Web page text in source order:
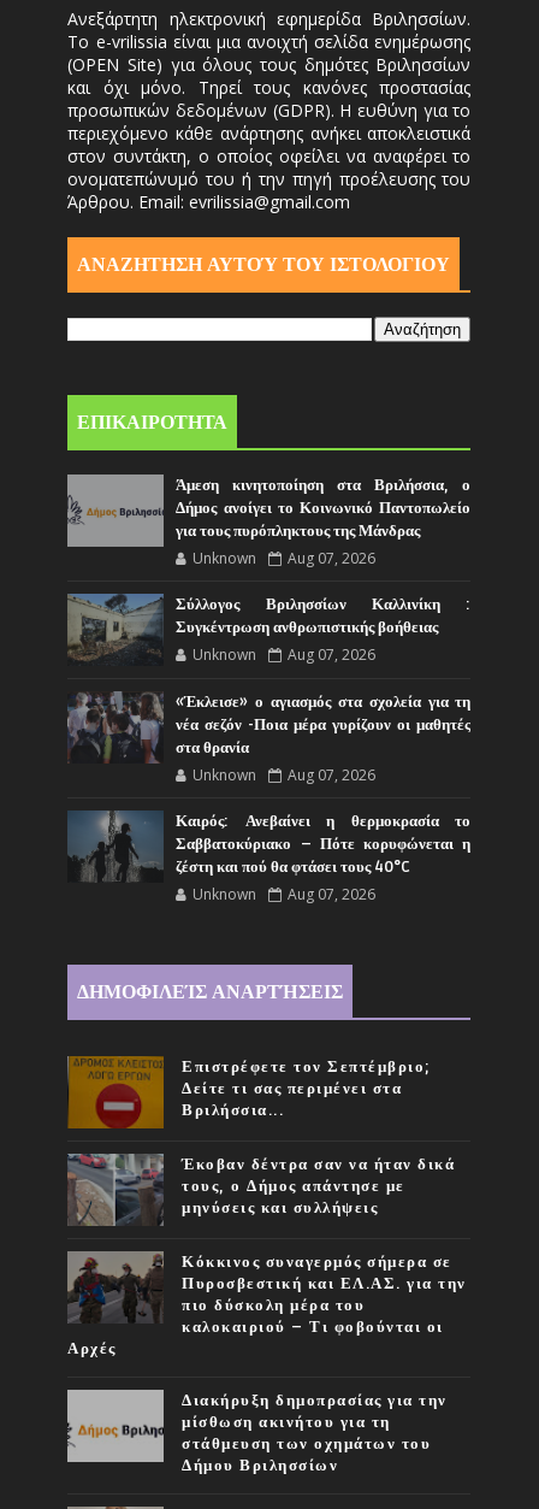
Ανεξάρτητη ηλεκτρονική εφημερίδα Βριλησσίων.
Το e-vrilissia είναι μια ανοιχτή σελίδα ενημέρωσης
(OPEN Site) για όλους τους δημότες Βριλησσίων
και όχι μόνο. Τηρεί τους κανόνες προστασίας
προσωπικών δεδομένων (GDPR). Η ευθύνη για το
περιεχόμενο κάθε ανάρτησης ανήκει αποκλειστικά
στον συντάκτη, ο οποίος οφείλει να αναφέρει το
ονοματεπώνυμό του ή την πηγή προέλευσης του
Άρθρου. Email: evrilissia@gmail.com
ΑΝΑΖΗΤΗΣΗ ΑΥΤΟΎ ΤΟΥ ΙΣΤΟΛΟΓΙΟΥ
ΕΠΙΚΑΙΡΟΤΗΤΑ
Άμεση κινητοποίηση στα Βριλήσσια, ο
Δήμος ανοίγει το Κοινωνικό Παντοπωλείο
για τους πυρόπληκτους της Μάνδρας
Unknown Aug 07, 2026
Σύλλογος Βριλησσίων Καλλινίκη :
Συγκέντρωση ανθρωπιστικής βοήθειας
Unknown Aug 07, 2026
«Έκλεισε» ο αγιασμός στα σχολεία για τη
νέα σεζόν -Ποια μέρα γυρίζουν οι μαθητές
στα θρανία
Unknown Aug 07, 2026
Καιρός: Ανεβαίνει η θερμοκρασία το
Σαββατοκύριακο – Πότε κορυφώνεται η
ζέστη και πού θα φτάσει τους 40°C
Unknown Aug 07, 2026
ΔΗΜΟΦΙΛΕΊΣ ΑΝΑΡΤΉΣΕΙΣ
Επιστρέφετε τον Σεπτέμβριο;
Δείτε τι σας περιμένει στα
Βριλήσσια...
Έκοβαν δέντρα σαν να ήταν δικά
τους, ο Δήμος απάντησε με
μηνύσεις και συλλήψεις
Κόκκινος συναγερμός σήμερα σε
Πυροσβεστική και ΕΛ.ΑΣ. για την
πιο δύσκολη μέρα του
καλοκαιριού – Τι φοβούνται οι
Αρχές
Διακήρυξη δημοπρασίας για την
μίσθωση ακινήτου για τη
στάθμευση των οχημάτων του
Δήμου Βριλησσίων